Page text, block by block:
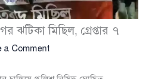
ঝটিকা মিছিল, গ্রেপ্তার ৭
a Comment